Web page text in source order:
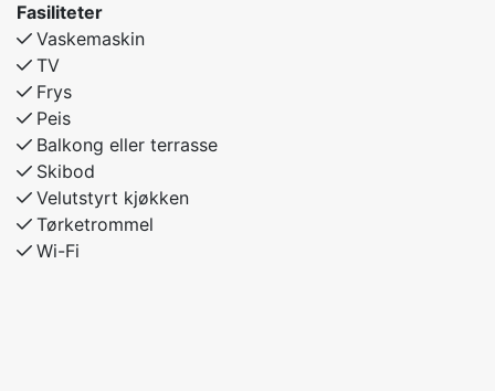
Fasiliteter
Vaskemaskin
TV
Frys
Peis
Balkong eller terrasse
Skibod
Velutstyrt kjøkken
Tørketrommel
Wi-Fi